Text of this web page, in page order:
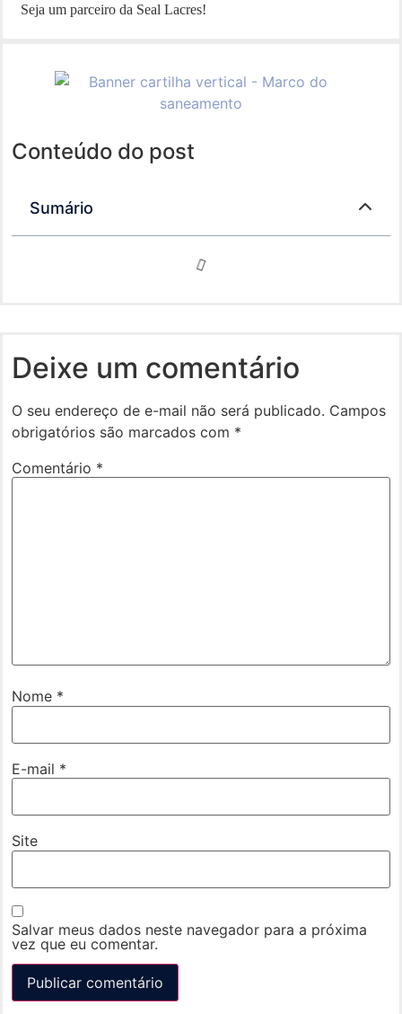
Seja um parceiro da Seal Lacres!
Conteúdo do post
Sumário
Deixe um comentário
O seu endereço de e-mail não será publicado. Campos
obrigatórios são marcados com *
Comentário *
Nome *
E-mail *
Site
Salvar meus dados neste navegador para a próxima
vez que eu comentar.